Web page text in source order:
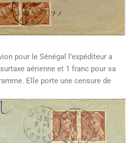
pour le Sénégal l’expéditeur a
aérienne et 1 franc pour sa
Elle porte une censure de